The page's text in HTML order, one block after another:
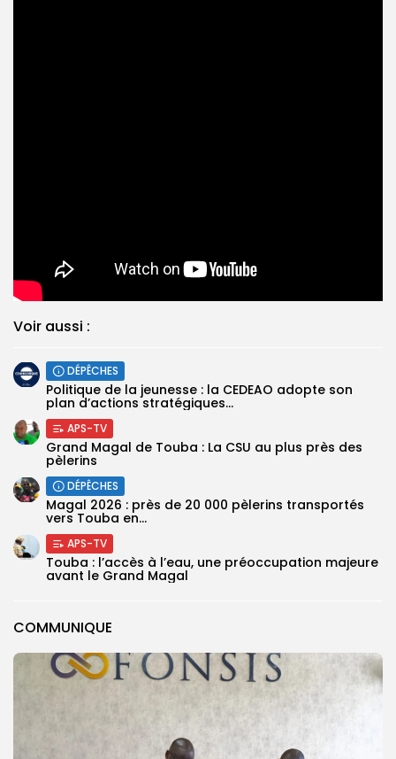
COMMUNIQUE
Voir aussi :
DÉPÊCHES
Politique de la jeunesse : la CEDEAO adopte son
plan d’actions stratégiques...
APS-TV
Grand Magal de Touba : La CSU au plus près des
pèlerins
DÉPÊCHES
Magal 2026 : près de 20 000 pèlerins transportés
vers Touba en...
APS-TV
Touba : l’accès à l’eau, une préoccupation majeure
avant le Grand Magal